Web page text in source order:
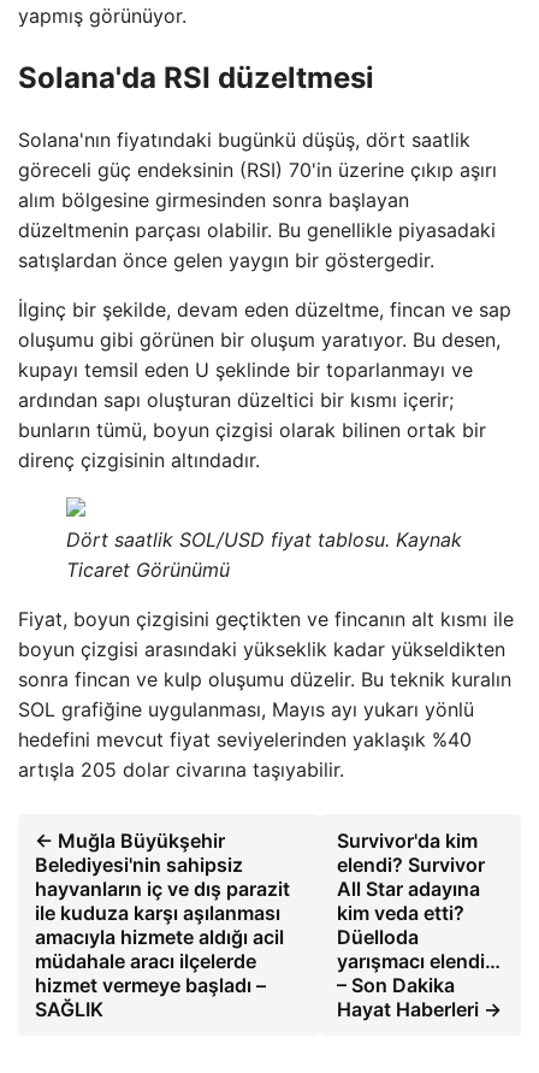
yapmış görünüyor.
Solana'da RSI düzeltmesi
Solana'nın fiyatındaki bugünkü düşüş, dört saatlik
göreceli güç endeksinin (RSI) 70'in üzerine çıkıp aşırı
alım bölgesine girmesinden sonra başlayan
düzeltmenin parçası olabilir. Bu genellikle piyasadaki
satışlardan önce gelen yaygın bir göstergedir.
İlginç bir şekilde, devam eden düzeltme, fincan ve sap
oluşumu gibi görünen bir oluşum yaratıyor. Bu desen,
kupayı temsil eden U şeklinde bir toparlanmayı ve
ardından sapı oluşturan düzeltici bir kısmı içerir;
bunların tümü, boyun çizgisi olarak bilinen ortak bir
direnç çizgisinin altındadır.
Dört saatlik SOL/USD fiyat tablosu. Kaynak
Ticaret Görünümü
Fiyat, boyun çizgisini geçtikten ve fincanın alt kısmı ile
boyun çizgisi arasındaki yükseklik kadar yükseldikten
sonra fincan ve kulp oluşumu düzelir. Bu teknik kuralın
SOL grafiğine uygulanması, Mayıs ayı yukarı yönlü
hedefini mevcut fiyat seviyelerinden yaklaşık %40
artışla 205 dolar civarına taşıyabilir.
← Muğla Büyükşehir
Belediyesi'nin sahipsiz
hayvanların iç ve dış parazit
ile kuduza karşı aşılanması
amacıyla hizmete aldığı acil
müdahale aracı ilçelerde
hizmet vermeye başladı –
SAĞLIK
Survivor'da kim
elendi? Survivor
All Star adayına
kim veda etti?
Düelloda
yarışmacı elendi…
– Son Dakika
Hayat Haberleri →